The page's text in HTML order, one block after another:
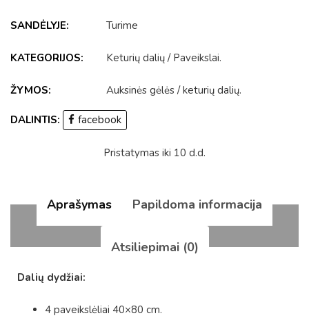
SANDĖLYJE: Turime
KATEGORIJOS: Keturių dalių / Paveikslai.
ŽYMOS: Auksinės gėlės /keturių dalių.
DALINTIS: facebook
Pristatymas iki 10 d.d.
Aprašymas Papildoma informacija
Atsiliepimai (0)
Dalių dydžiai:
4 paveikslėliai 40×80 cm.